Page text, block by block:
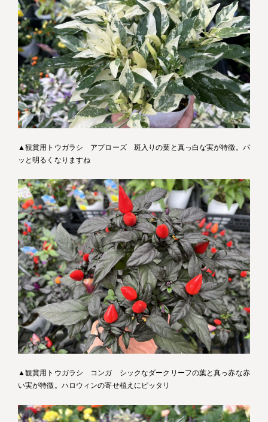
▲観賞用トウガラシ アプローズ 斑入りの葉と真っ白な実が特徴。パ
ッと明るくなりますね
▲観賞用トウガラシ コンガ シックなダークリーフの葉と真っ赤な赤
い実が特徴。ハロウィンの寄せ植えにピッタリ